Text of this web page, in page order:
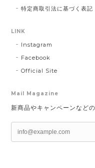
特定商取引法に基づく表記
LINK
Instagram
Facebook
Official Site
Mail Magazine
新商品やキャンペーンなど